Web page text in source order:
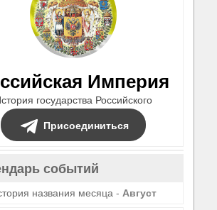
Империя
государства Российского
Присоединиться
событий
названия месяца -Август